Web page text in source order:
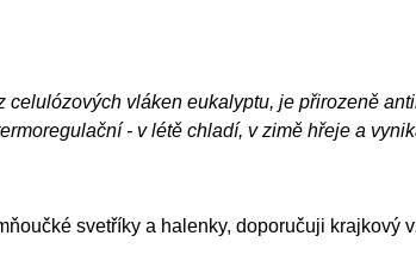
celulózových vláken eukalyptu, je přirozeně
- v létě chladí, v zimě hřeje a
svetříky a halenky, doporučuji krajkový